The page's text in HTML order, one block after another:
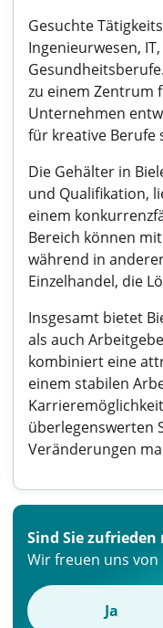
Gesuchte
Ingenieurwesen,
zu einem Zentrum
Unternehmen
für kreative Berufe
Die Gehälter in
und Qualifikation,
einem
Bereich können
während in
Einzelhandel, die
Insgesamt bietet
als auch
kombiniert eine
einem stabilen
überlegenswerten
Veränderungen
Sind Sie
Wir freuen uns von
Ja